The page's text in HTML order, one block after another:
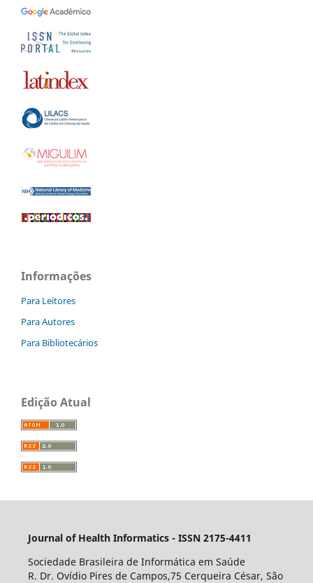
Informações
Para Leitores
Para Autores
Para Bibliotecários
Edição Atual
Journal of Health Informatics - ISSN 2175-4411
Sociedade Brasileira de Informática em Saúde
R. Dr. Ovídio Pires de Campos,75 Cerqueira César, São